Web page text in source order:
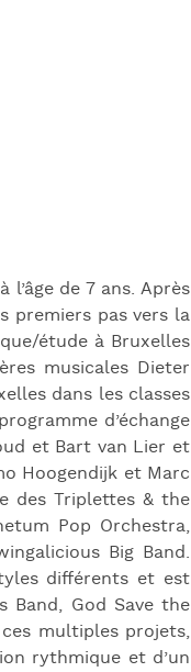
de 7 ans. Après
premiers pas vers la
étude à Bruxelles
musicales Dieter
dans les classes
d’échange
et Bart van Lier et
Hoogendijk et Marc
des Triplettes & the
Pop Orchestra,
Big Band.
différents et est
Band, God Save the
multiples projets,
rythmique et d’un